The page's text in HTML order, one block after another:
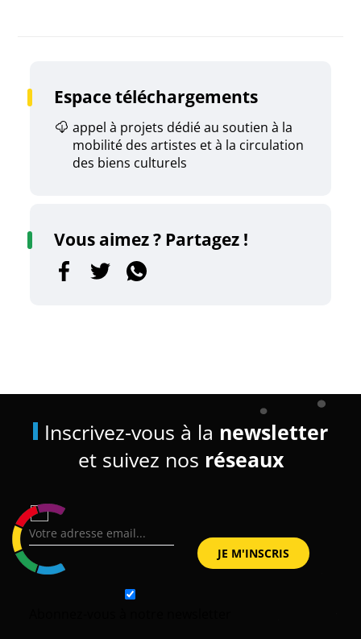
Espace téléchargements
appel à projets dédié au soutien à la
mobilité des artistes et à la circulation
des biens culturels
Vous aimez ? Partagez !
Inscrivez-vous à la newsletter
et suivez nos réseaux